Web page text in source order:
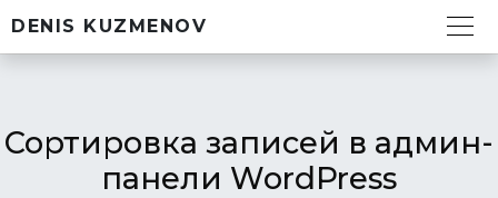
DENIS KUZMENOV
Сортировка записей в админ-
панели WordPress